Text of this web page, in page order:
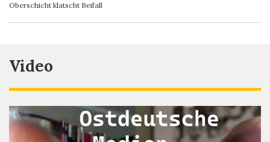
Oberschicht klatscht Beifall
Video